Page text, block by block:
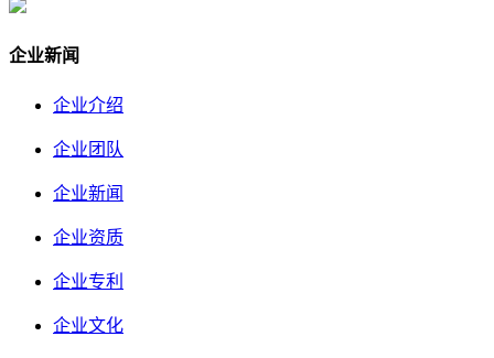
企业新闻
企业介绍
企业团队
企业新闻
企业资质
企业专利
企业文化